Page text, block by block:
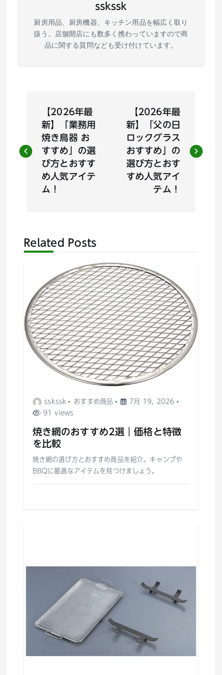
sskssk
厨房用品、厨房機器、キッチン用品を幅広く取り
扱う。店舗開店にも数多く携わっていますので商
品に関する質問なども受け付けています。
ナ
シ
ン
【2026年最
新】「業務用
焼き鳥器 お
すすめ」の選
び方とおすす
め人気アイテ
ム！
【2026年最
新】「父の日
ロックグラス
おすすめ」の
選び方とおす
すめ人気アイ
テム！
Related Posts
sskssk おすすめ商品
7月 19, 2026
91 views
焼き網のおすすめ2選｜価格と特徴
を比較
焼き網の選び方とおすすめ商品を紹介。キャンプや
BBQに最適なアイテムを見つけましょう。